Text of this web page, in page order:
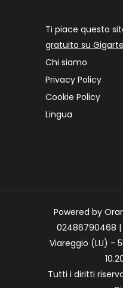
Ti piace questo
gratuito su
Chi siamo
Privacy Policy
Cookie Policy
Lingua
Powered by
02486790468 |
Viareggio (LU) -
Tutti i diritti